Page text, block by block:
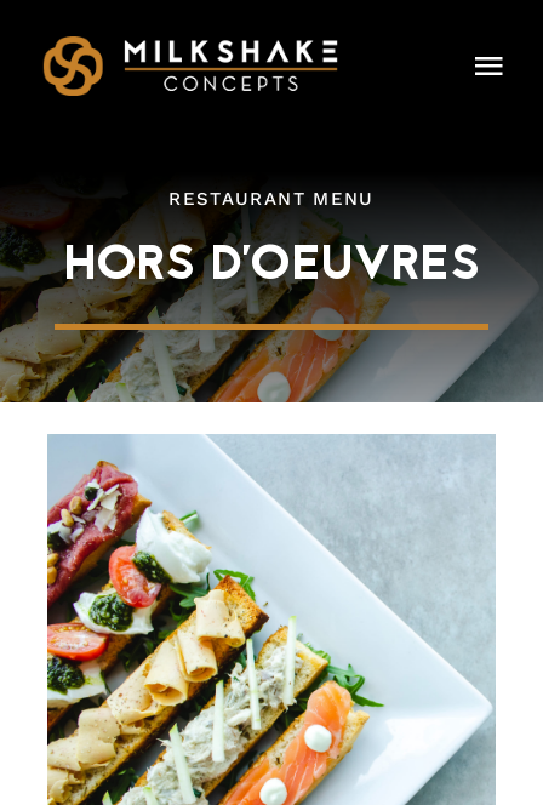
content
OUR CONCEPTS
LEADERSHIP
DINING & EVENTS
PRESS
GIFT CARDS
RESTAURANT MENU
HORS D'OEUVRES